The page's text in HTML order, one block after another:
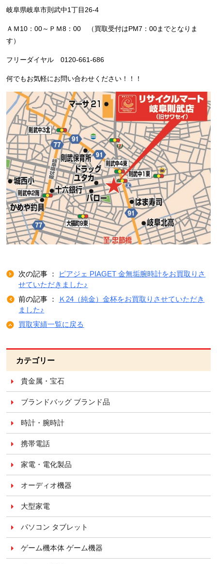
岐阜県岐阜市則武中1丁目26-4
ＡＭ10：00～ＰＭ8：00 （買取受付はPM7：00までとなりま
す）
フリーダイヤル 0120-661-686
何でもお気軽にお問い合わせください！！！
次の記事 ： ピアジェ PIAGET 金無垢腕時計をお買取りさ
せていただきました♪
前の記事 ：
Ｋ24（純金）金杯をお買取りさせていただき
ました♪
買取実績一覧に戻る
カテゴリー
貴金属・宝石
ブランドバッグ ブランド品
時計・腕時計
携帯電話
家電・電化製品
オーディオ機器
大型家電
パソコン タブレット
ゲーム機本体 ゲーム機器